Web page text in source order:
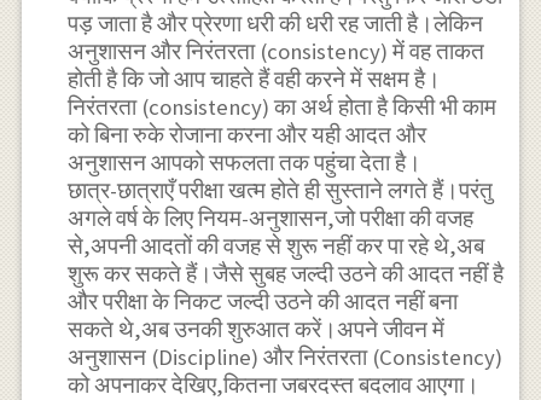
पड़ जाता है और प्रेरणा धरी की धरी रह जाती है।लेकिन
अनुशासन और निरंतरता (consistency) में वह ताकत
होती है कि जो आप चाहते हैं वही करने में सक्षम है।
निरंतरता (consistency) का अर्थ होता है किसी भी काम
को बिना रुके रोजाना करना और यही आदत और
अनुशासन आपको सफलता तक पहुंचा देता है।
छात्र-छात्राएँ परीक्षा खत्म होते ही सुस्ताने लगते हैं।परंतु
अगले वर्ष के लिए नियम-अनुशासन,जो परीक्षा की वजह
से,अपनी आदतों की वजह से शुरू नहीं कर पा रहे थे,अब
शुरू कर सकते हैं।जैसे सुबह जल्दी उठने की आदत नहीं है
और परीक्षा के निकट जल्दी उठने की आदत नहीं बना
सकते थे,अब उनकी शुरुआत करें।अपने जीवन में
अनुशासन (Discipline) और निरंतरता (Consistency)
को अपनाकर देखिए,कितना जबरदस्त बदलाव आएगा।